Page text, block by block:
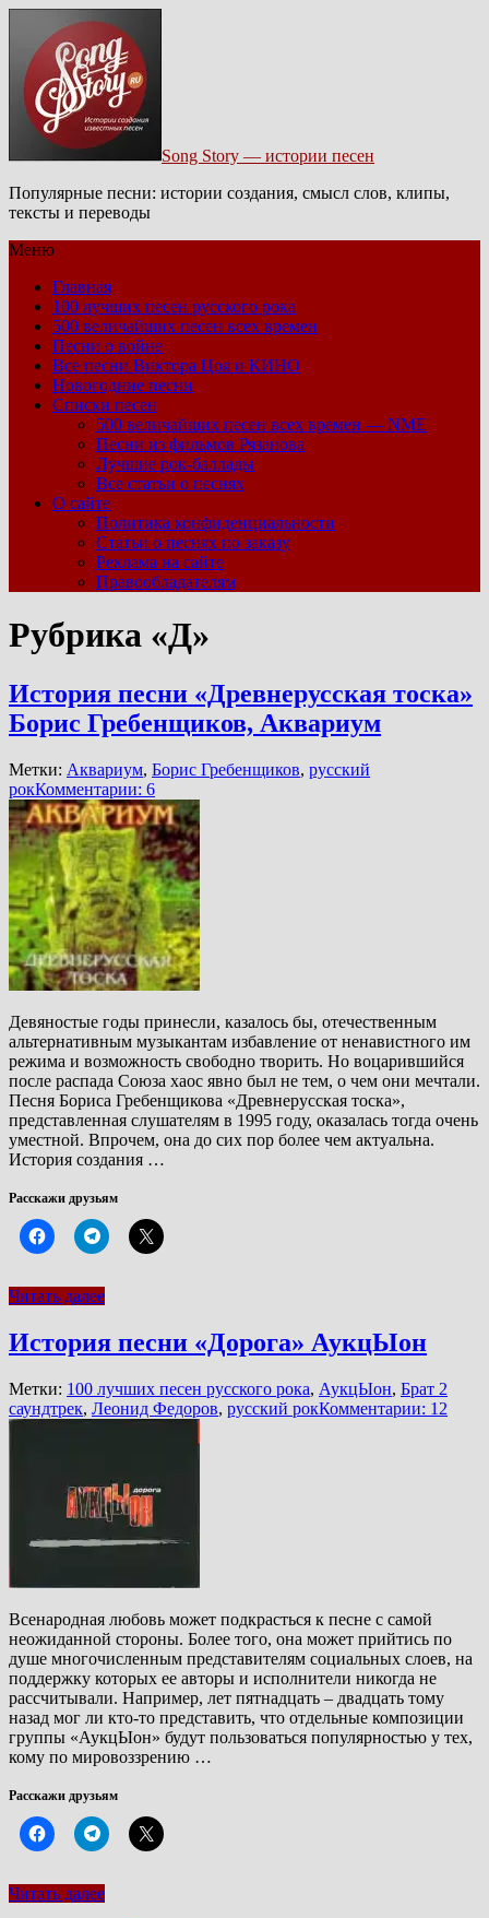
Song Story — истории песен
Популярные песни: истории создания, смысл слов, клипы,
тексты и переводы
Меню
Главная
100 лучших песен русского рока
500 величайших песен всех времен
Песни о войне
Все песни Виктора Цоя и КИНО
Новогодние песни
Списки песен
500 величайших песен всех времен — NME
Песни из фильмов Рязанова
Лучшие рок-баллады
Все статьи о песнях
О сайте
Политика конфиденциальности
Статьи о песнях по заказу
Реклама на сайте
Правообладателям
Рубрика «Д»
История песни «Древнерусская тоска»
Борис Гребенщиков, Аквариум
Метки: Аквариум, Борис Гребенщиков, русский
рокКомментарии: 6
Девяностые годы принесли, казалось бы, отечественным
альтернативным музыкантам избавление от ненавистного им
режима и возможность свободно творить. Но воцарившийся
после распада Союза хаос явно был не тем, о чем они мечтали.
Песня Бориса Гребенщикова «Древнерусская тоска»,
представленная слушателям в 1995 году, оказалась тогда очень
уместной. Впрочем, она до сих пор более чем актуальна.
История создания …
Расскажи друзьям
Читать далее
История песни «Дорога» АукцЫон
Метки: 100 лучших песен русского рока, АукцЫон, Брат 2
саундтрек, Леонид Федоров, русский рокКомментарии: 12
Всенародная любовь может подкрасться к песне с самой
неожиданной стороны. Более того, она может прийтись по
душе многочисленным представителям социальных слоев, на
поддержку которых ее авторы и исполнители никогда не
рассчитывали. Например, лет пятнадцать – двадцать тому
назад мог ли кто-то представить, что отдельные композиции
группы «АукцЫон» будут пользоваться популярностью у тех,
кому по мировоззрению …
Расскажи друзьям
Читать далее